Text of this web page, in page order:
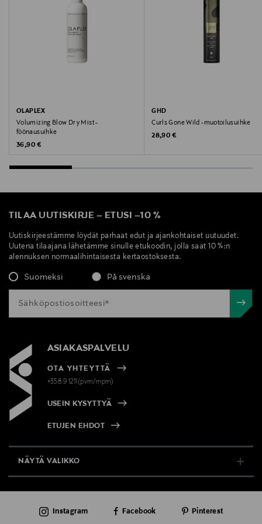
ghd, muotoiluvoide, hiukset, hiustenhoito
OLAPLEX
Volumizing Blow Dry Mist -
föönausuihke
Original Price
36,90 €
GHD
Curls Gone Wild -muotoilusuihke
Original Price
28,90 €
TILAA UUTISKIRJE – ETUSI –10 %
Uutiskirjeestämme löydät parhaat edut ja ajankohtaiset uutuudet.
Uutena tilaajana lähetämme sinulle etukoodin, jolla saat 10 %:n
alennuksen normaalihintaisesta kertaostoksesta.
Suomeksi På svenska
ASIAKASPALVELU
OTA YHTEYTTÄ
+358 9 1211(pvm/mpm)
USEIN KYSYTTYÄ
ETUJEN EHDOT
NÄYTÄ VALIKKO
AJANKOHTAISTA
Instagram Facebook Pinterest